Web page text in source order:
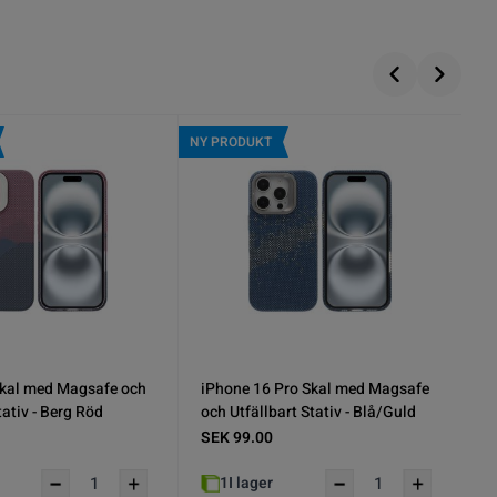
med Magsafe och
- Rymdsvart
NY PRODUKT
iPhone 16 Pro Max Skal med
Magsafe och Utfällbart Stativ -
Berg Blå
SEK 99.00
6I lager